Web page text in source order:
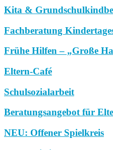
Kita &
Fachberatung
Frühe Hilfen – „Große
Eltern-Café
Schulsozialarbeit
Beratungsangebot für
NEU: Offener Spielkreis